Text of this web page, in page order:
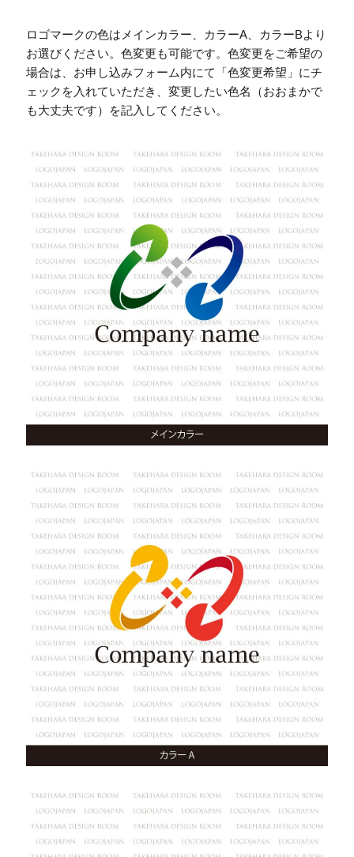
ロゴマークの色はメインカラー、カラーA、カラーBより
お選びください。色変更も可能です。色変更をご希望の
場合は、お申し込みフォーム内にて「色変更希望」にチ
ェックを入れていただき、変更したい色名（おおまかで
も大丈夫です）を記入してください。